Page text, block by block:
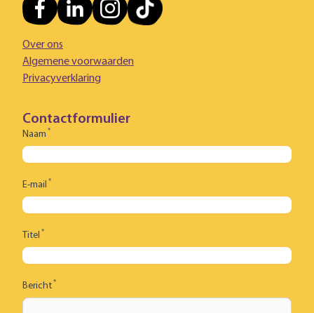
Over ons
Algemene voorwaarden
Privacyverklaring
Contactformulier
Naam *
E-mail *
Titel *
Bericht*